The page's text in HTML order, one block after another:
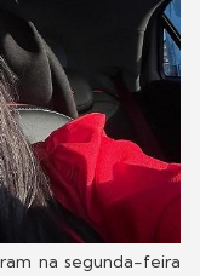
na segunda-feira